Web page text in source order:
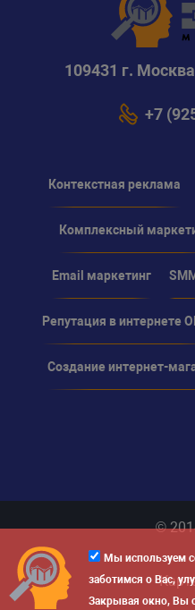
Мы используем
заботимся о Вас,
Закрывая окно, Вы
109431 г.
+7
Контекстная реклама
Комплексный
Email маркетинг
Репутация в интернете
Создание интернет-
©